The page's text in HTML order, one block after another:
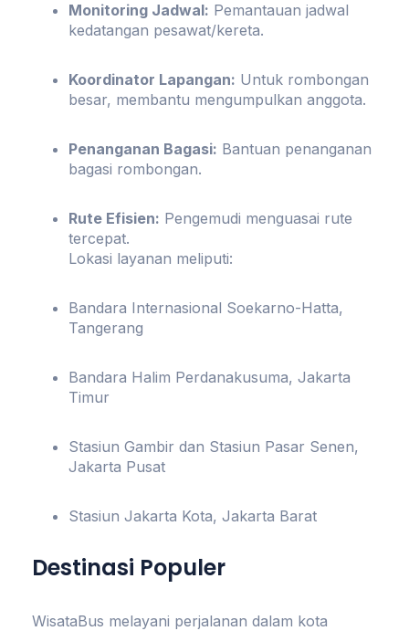
Monitoring Jadwal: Pemantauan jadwal
kedatangan pesawat/kereta.
Koordinator Lapangan: Untuk rombongan
besar, membantu mengumpulkan anggota.
Penanganan Bagasi: Bantuan penanganan
bagasi rombongan.
Rute Efisien: Pengemudi menguasai rute
tercepat.
Lokasi layanan meliputi:
Bandara Internasional Soekarno-Hatta,
Tangerang
Bandara Halim Perdanakusuma, Jakarta
Timur
Stasiun Gambir dan Stasiun Pasar Senen,
Jakarta Pusat
Stasiun Jakarta Kota, Jakarta Barat
Destinasi Populer
WisataBus melayani perjalanan dalam kota